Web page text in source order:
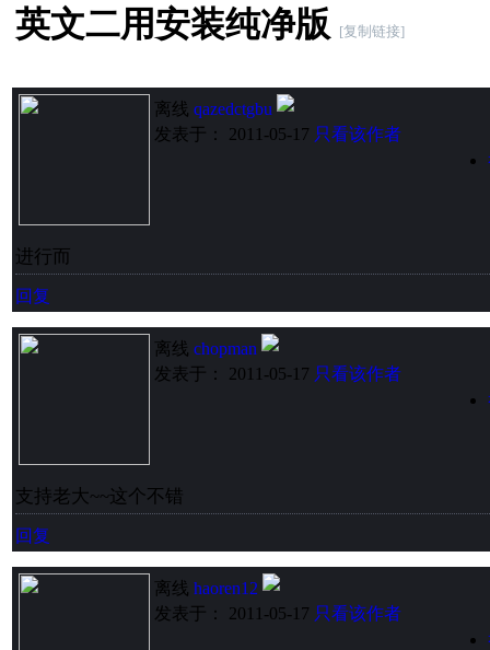
英文二用安装纯净版
[复制链接]
离线 qazedctgbu
发表于： 2011-05-17 只看该作者
进行而
回复
离线 chopman
发表于： 2011-05-17 只看该作者
支持老大~~这个不错
回复
离线 haoren12
发表于： 2011-05-17 只看该作者